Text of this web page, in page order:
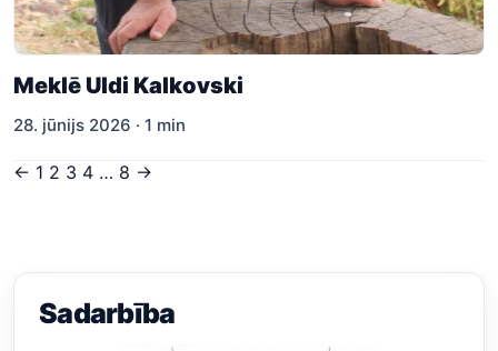
Meklē Uldi Kalkovski
28. jūnijs 2026 · 1 min
Ziņu
lappusēm
← 1 2 3 4 … 8 →
Sadarbība